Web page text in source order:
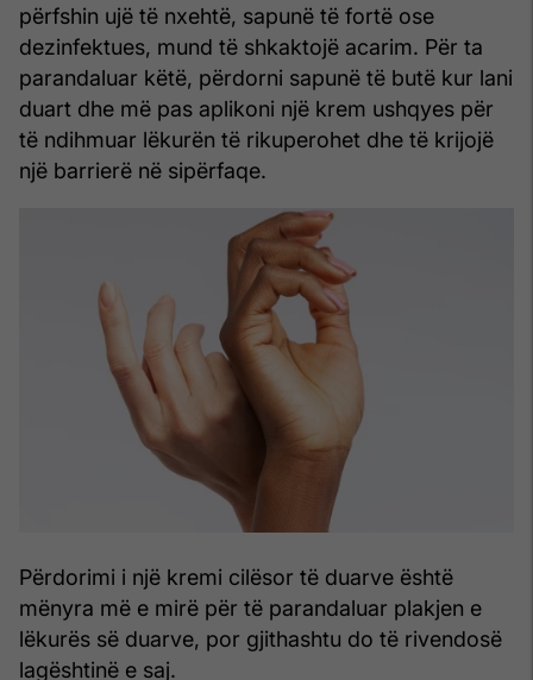
përfshin ujë të nxehtë, sapunë të fortë ose
dezinfektues, mund të shkaktojë acarim. Për ta
parandaluar këtë, përdorni sapunë të butë kur lani
duart dhe më pas aplikoni një krem ​​ushqyes për
të ndihmuar lëkurën të rikuperohet dhe të krijojë
një barrierë në sipërfaqe.
Përdorimi i një kremi cilësor të duarve është
mënyra më e mirë për të parandaluar plakjen e
lëkurës së duarve, por gjithashtu do të rivendosë
lagështinë e saj.